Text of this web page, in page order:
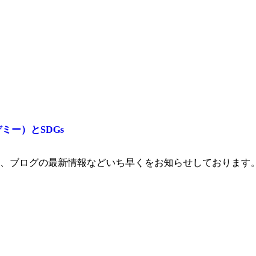
ー）とSDGs
ブログの最新情報などいち早くをお知らせしております。